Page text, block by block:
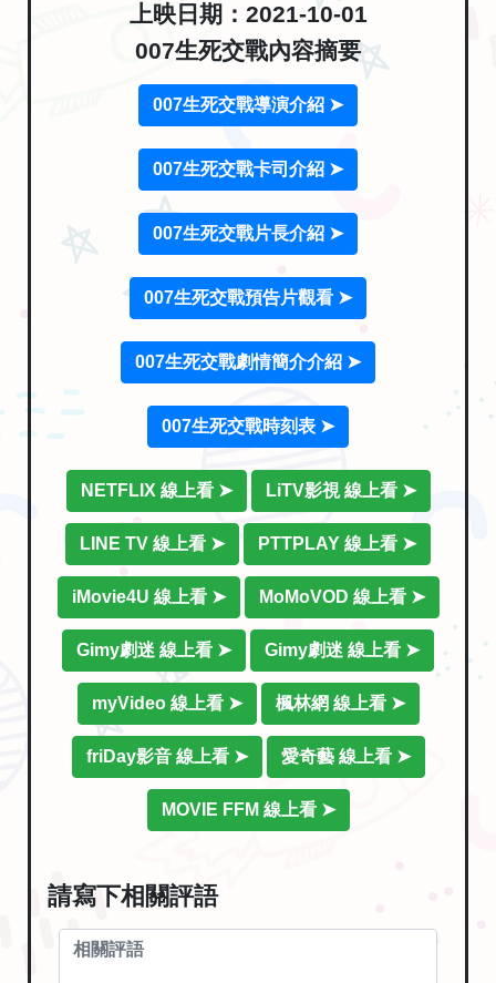
上映日期：2021-10-01
007生死交戰內容摘要
007生死交戰導演介紹 ➤
007生死交戰卡司介紹 ➤
007生死交戰片長介紹 ➤
007生死交戰預告片觀看 ➤
007生死交戰劇情簡介介紹 ➤
007生死交戰時刻表 ➤
NETFLIX 線上看 ➤ LiTV影視 線上看 ➤
LINE TV 線上看 ➤ PTTPLAY 線上看 ➤
iMovie4U 線上看 ➤ MoMoVOD 線上看 ➤
Gimy劇迷 線上看 ➤ Gimy劇迷 線上看 ➤
myVideo 線上看 ➤ 楓林網 線上看 ➤
friDay影音 線上看 ➤ 愛奇藝 線上看 ➤
MOVIE FFM 線上看 ➤
請寫下相關評語